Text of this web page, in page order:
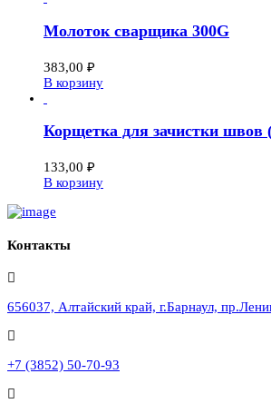
Молоток сварщика 300G
383,00 ₽
В корзину
Корщетка для зачистки швов
133,00 ₽
В корзину
Контакты
656037, Алтайский край, г.Барнаул,
+7 (3852) 50-70-93